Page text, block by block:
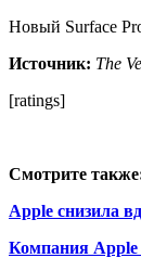
Новый Surface
Источник: The
[ratings]
Смотрите
Apple снизила
Компания Apple